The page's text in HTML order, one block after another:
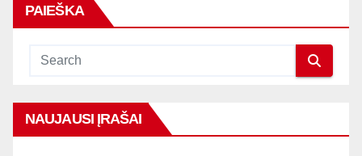
PAIEŠKA
NAUJAUSI ĮRAŠAI